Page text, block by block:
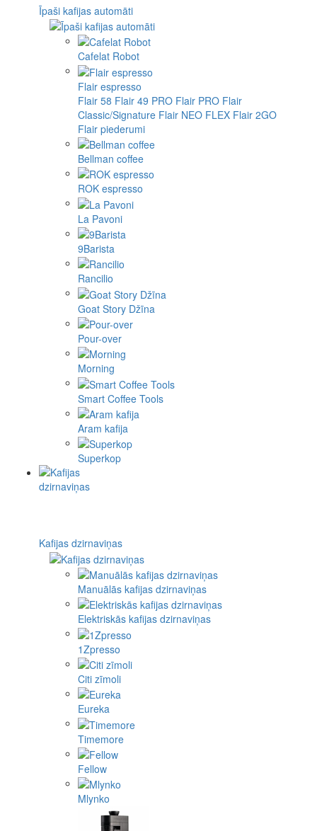
Īpaši kafijas automāti
Cafelat Robot
Flair espresso
Flair 58 Flair 49 PRO Flair PRO Flair
Classic/Signature Flair NEO FLEX Flair 2GO
Flair piederumi
Bellman coffee
ROK espresso
La Pavoni
9Barista
Rancilio
Goat Story Džīna
Pour-over
Morning
Smart Coffee Tools
Aram kafija
Superkop
Kafijas dzirnaviņas
Manuālās kafijas dzirnaviņas
Elektriskās kafijas dzirnaviņas
1Zpresso
Citi zīmoli
Eureka
Timemore
Fellow
Mlynko